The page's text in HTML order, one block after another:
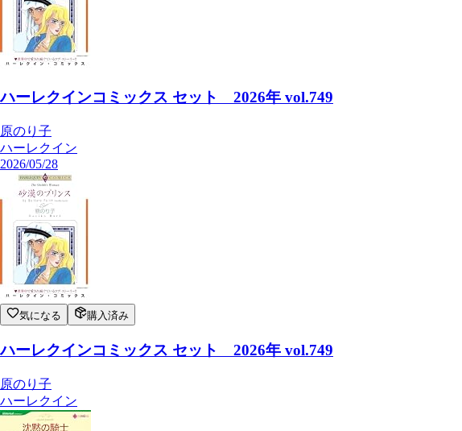
ハーレクインコミックス セット 2026年 vol.749
原のり子
ハーレクイン
2026/05/28
気になる 購入済み
ハーレクインコミックス セット 2026年 vol.749
原のり子
ハーレクイン